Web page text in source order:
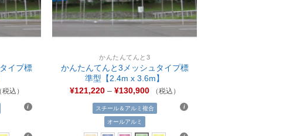
イプ標
税込）
かんたんてんと3
かんたんてんと3メッシュタイプ標
準型【2.4m x 3.6m】
¥121,220– ¥130,900 （税込）
スチール＆アルミ複合
オールアルミ